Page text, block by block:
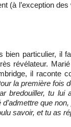
(à l’exception des
bien particulier, il
révélateur.
il raconte
la première fois
bredouiller, tu lui
que non,
savoir, et tu as